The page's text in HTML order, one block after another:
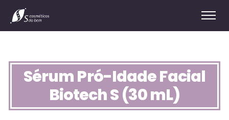
Sérum Pró-Idade Facial
Biotech S (30 mL)